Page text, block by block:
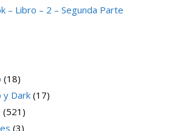
– Libro – 2 – Segunda Parte
(18)
y Dark (17)
(521)
(3)